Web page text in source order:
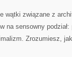
wątki związane z
na sensowny
Zrozumiesz,